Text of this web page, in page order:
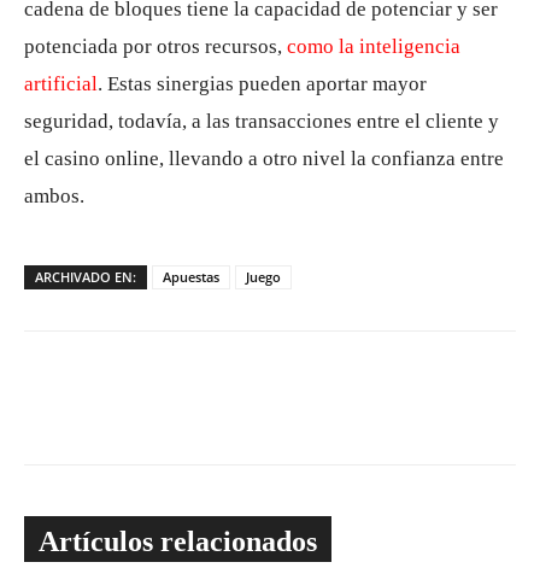
cadena de bloques tiene la capacidad de potenciar y ser
potenciada por otros recursos, como la inteligencia
artificial. Estas sinergias pueden aportar mayor
seguridad, todavía, a las transacciones entre el cliente y
el casino online, llevando a otro nivel la confianza entre
ambos.
ARCHIVADO EN: Apuestas Juego
Artículos relacionados